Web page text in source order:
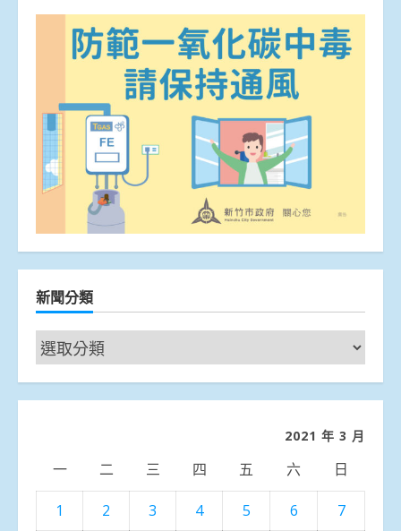
新聞分類
新
聞
分
2021 年 3 月
一 二 三 四 五 六 日
1 2 3 4 5 6
7